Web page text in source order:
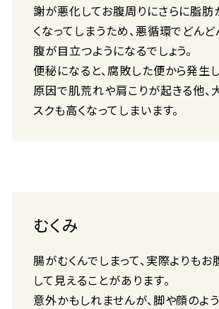
謝が悪化してお腹周りにさらに脂肪
くなってしまうため、悪循環でどん
腹が目立つようになるでしょう。
便秘になると、腐敗した便から発生
原因で肌荒れや肩こりが起きる他、
スクも高くなってしまいます。
むくみ
腸がむくんでしまって、実際よりもお
して見えることがあります。
意外かもしれませんが、脚や顔のよ